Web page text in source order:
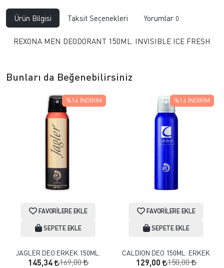
Ürün Bilgisi Taksit Seçenekleri Yorumlar 0
REXONA MEN DEODORANT 150ML. INVISIBLE ICE FRESH
Bunları da Beğenebilirsiniz
FAVORILERE EKLE
SEPETE EKLE
JAGLER DEO ERKEK 150ML.
145,34 169,00
%14 İNDIRIM
FAVORILERE EKLE
SEPETE EKLE
CALDION DEO 150ML. ERKEK
129,00 150,00
%14 İNDIRIM